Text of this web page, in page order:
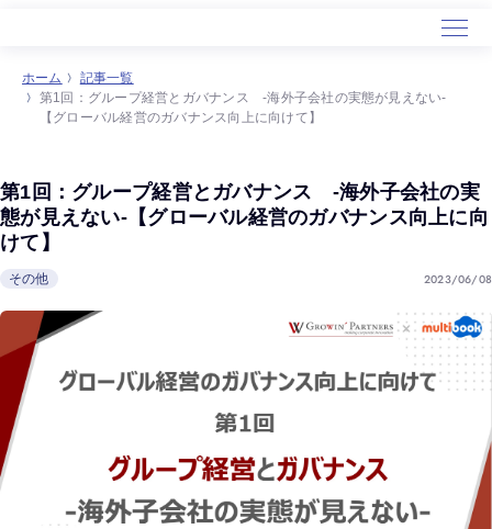
ホーム
導入事例
セミナー
会社概要
ホーム
記事一覧
第1回：グループ経営とガバナンス -海外子会社の実態が見えない-
【グローバル経営のガバナンス向上に向けて】
第1回：グループ経営とガバナンス -海外子会社の実
態が見えない-【グローバル経営のガバナンス向上に向
けて】
その他 2023/06/08